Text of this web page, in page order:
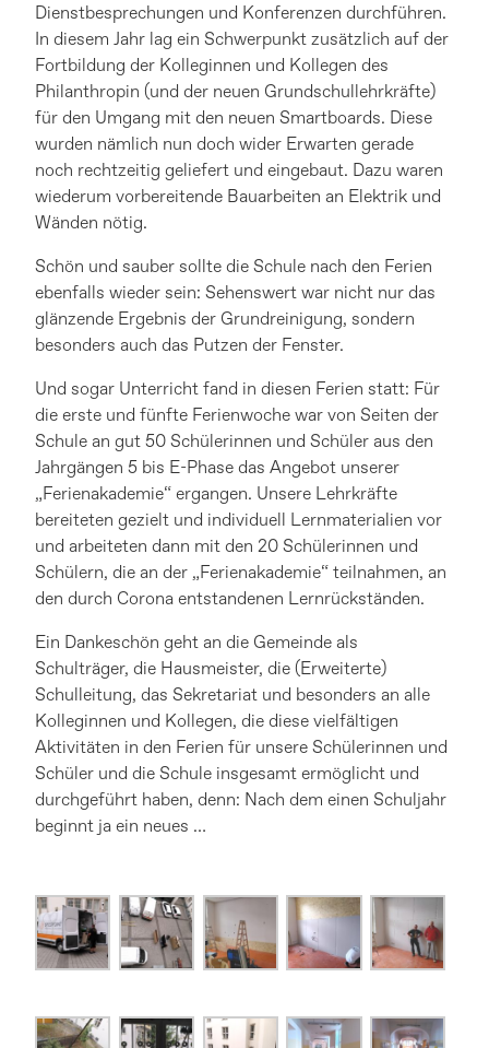
Dienstbesprechungen und Konferenzen durchführen.
In diesem Jahr lag ein Schwerpunkt zusätzlich auf der
Fortbildung der Kolleginnen und Kollegen des
Philanthropin (und der neuen Grundschullehrkräfte)
für den Umgang mit den neuen Smartboards. Diese
wurden nämlich nun doch wider Erwarten gerade
noch rechtzeitig geliefert und eingebaut. Dazu waren
wiederum vorbereitende Bauarbeiten an Elektrik und
Wänden nötig.
Schön und sauber sollte die Schule nach den Ferien
ebenfalls wieder sein: Sehenswert war nicht nur das
glänzende Ergebnis der Grundreinigung, sondern
besonders auch das Putzen der Fenster.
Und sogar Unterricht fand in diesen Ferien statt: Für
die erste und fünfte Ferienwoche war von Seiten der
Schule an gut 50 Schülerinnen und Schüler aus den
Jahrgängen 5 bis E-Phase das Angebot unserer
„Ferienakademie“ ergangen. Unsere Lehrkräfte
bereiteten gezielt und individuell Lernmaterialien vor
und arbeiteten dann mit den 20 Schülerinnen und
Schülern, die an der „Ferienakademie“ teilnahmen, an
den durch Corona entstandenen Lernrückständen.
Ein Dankeschön geht an die Gemeinde als
Schulträger, die Hausmeister, die (Erweiterte)
Schulleitung, das Sekretariat und besonders an alle
Kolleginnen und Kollegen, die diese vielfältigen
Aktivitäten in den Ferien für unsere Schülerinnen und
Schüler und die Schule insgesamt ermöglicht und
durchgeführt haben, denn: Nach dem einen Schuljahr
beginnt ja ein neues …